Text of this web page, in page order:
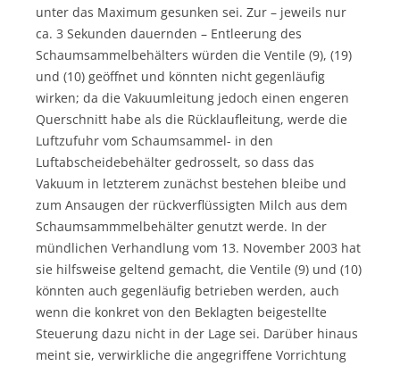
unter das Maximum gesunken sei. Zur – jeweils nur
ca. 3 Sekunden dauernden – Entleerung des
Schaumsammelbehälters würden die Ventile (9), (19)
und (10) geöffnet und könnten nicht gegenläufig
wirken; da die Vakuumleitung jedoch einen engeren
Querschnitt habe als die Rücklaufleitung, werde die
Luftzufuhr vom Schaumsammel- in den
Luftabscheidebehälter gedrosselt, so dass das
Vakuum in letzterem zunächst bestehen bleibe und
zum Ansaugen der rückverflüssigten Milch aus dem
Schaumsammmelbehälter genutzt werde. In der
mündlichen Verhandlung vom 13. November 2003 hat
sie hilfsweise geltend gemacht, die Ventile (9) und (10)
könnten auch gegenläufig betrieben werden, auch
wenn die konkret von den Beklagten beigestellte
Steuerung dazu nicht in der Lage sei. Darüber hinaus
meint sie, verwirkliche die angegriffene Vorrichtung